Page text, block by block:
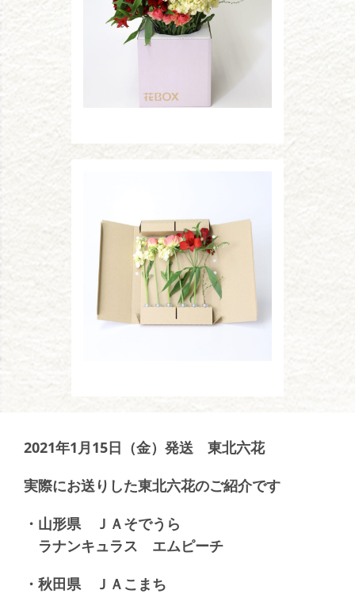
2021年1月15日（金）発送 東北六花
実際にお送りした東北六花のご紹介です
・山形県 ＪＡそでうら
ラナンキュラス エムピーチ
・秋田県 ＪＡこまち